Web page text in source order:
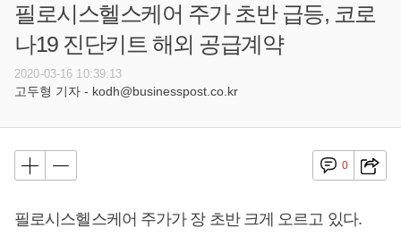
필로시스헬스케어 주가 초반 급등, 코로
나19 진단키트 해외 공급계약
2020-03-16 10:39:13
고두형 기자 - kodh@businesspost.co.kr
0
필로시스헬스케어 주가가 장 초반 크게 오르고 있다.